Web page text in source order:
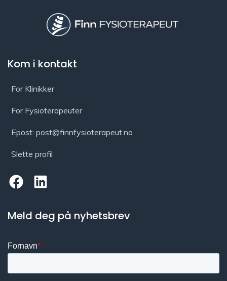
Kom i kontakt
For Klinikker
For Fysioterapeuter
Epost: post@finnfysioterapeut.no
Slette profil
Meld deg på nyhetsbrev